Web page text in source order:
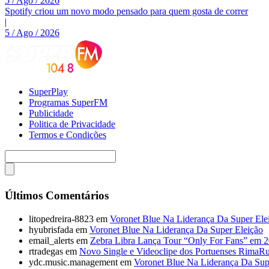
Spotify criou um novo modo pensado para quem gosta de correr
|
5 / Ago / 2026
SuperPlay
Programas SuperFM
Publicidade
Politica de Privacidade
Termos e Condições
Últimos Comentários
litopedreira-8823 em Voronet Blue Na Liderança Da Super
hyubrisfada em Voronet Blue Na Liderança Da Super Eleição
email_alerts em Zebra Libra Lança Tour “Only For Fans” em
rtradegas em Novo Single e Videoclipe dos Portuenses
ydc.music.management em Voronet Blue Na Liderança Da